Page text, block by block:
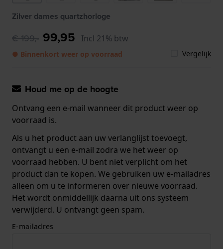
Zilver dames quartzhorloge
€ 199,- 99,95 Incl 21% btw
● Binnenkort weer op voorraad Vergelijk
Houd me op de hoogte
Ontvang een e-mail wanneer dit product weer op
voorraad is.
Als u het product aan uw verlanglijst toevoegt,
ontvangt u een e-mail zodra we het weer op
voorraad hebben. U bent niet verplicht om het
product dan te kopen. We gebruiken uw e-mailadres
alleen om u te informeren over nieuwe voorraad.
Het wordt onmiddellijk daarna uit ons systeem
verwijderd. U ontvangt geen spam.
E-mailadres